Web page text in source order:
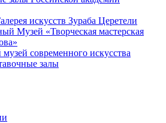
искусств Зураба Церетели
Музей «Творческая мастерская
современного искусства
залы